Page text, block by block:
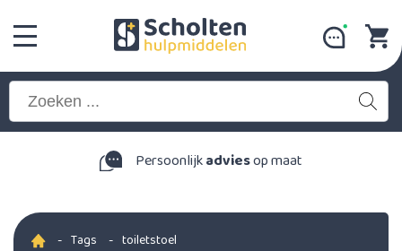
Persoonlijkadviesop maat
- Tags - toiletstoel